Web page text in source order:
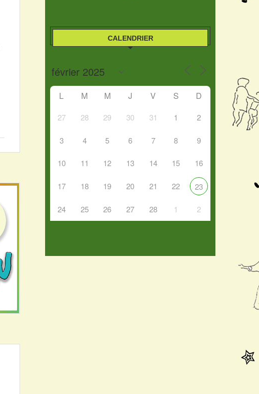
CALENDRIER
L M M J V S D
27 28 29 30 31 1 2
3 4 5 6 7 8 9
10 11 12 13 14 15 16
17 18 19 20 21 22 23
24 25 26 27 28 1 2